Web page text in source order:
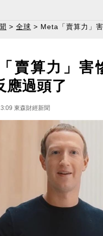
> 全球 > Meta「賣算力」
賣算力」害
應過頭了
東森財經新聞